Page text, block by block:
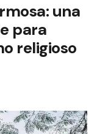
una
para
religioso